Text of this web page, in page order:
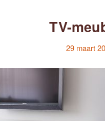
TV-
29 maart